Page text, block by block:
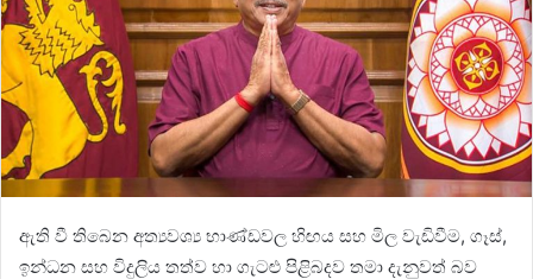
ඇති වී තිබෙන අත්‍යවශ්‍ය භාණ්ඩවල හිඟය සහ මිල වැඩිවීම, ගෑස්,
ඉන්ධන සහ විදුලිය තත්ව හා ගැටළු පිළිබදව තමා දැනුවත් බව